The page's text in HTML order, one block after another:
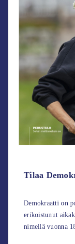
Tilaa
Demokraatti on
erikoistunut
nimellä vuonna